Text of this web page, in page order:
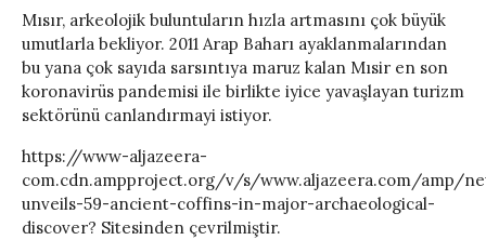
Mısır, arkeolojik buluntuların hızla artmasını çok büyük
umutlarla bekliyor. 2011 Arap Baharı ayaklanmalarından
bu yana çok sayıda sarsıntıya maruz kalan Mısir en son
koronavirüs pandemisi ile birlikte iyice yavaşlayan turizm
sektörünü canlandırmayi istiyor.
https://www-aljazeera-
com.cdn.ampproject.org/v/s/www.aljazeera.com/amp/
unveils-59-ancient-coffins-in-major-archaeological-
discover? Sitesinden çevrilmiştir.